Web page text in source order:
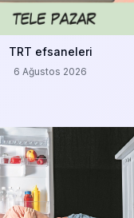
TRT efsaneleri
6 Ağustos 2026